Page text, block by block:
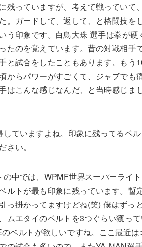
残っていますが、考えて戦っていて
。ガードして、返して、と格闘技を
う印象です。白鳥大珠 選手は拳が硬
たのを覚えています。昔の対戦相手
と試合をしたこともあります。もう
からパワーがすごくて、ジャブでも
はこんな感じなんだ、と当時感じま
していますよね。印象に残ってるベ
さい。
の中では、WPMF世界スーパーライ
ルトが最も印象に残っています。暫
っ掛かってますけどね(笑) 僕はずっ
ムエタイのベルトを3つぐらい獲っ
ベルトが欲しいですね。ここ最近は